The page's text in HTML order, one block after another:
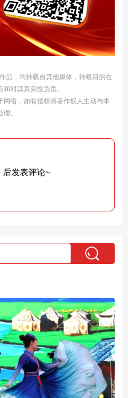
品，均转载自其他媒体，转载目的在
对其真实性负责。
络，如有侵权请著作权人主动与本
。
后发表评论~